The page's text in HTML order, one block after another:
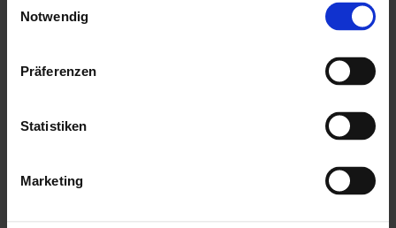
Notwendig
Präferenzen
Statistiken
Marketing
18,5 mm Nut & Feder Holz für Dachbereich
mit einer ausführlichen, deutschen Montageanleitung
Mehr zu HGM Gartenhäuser